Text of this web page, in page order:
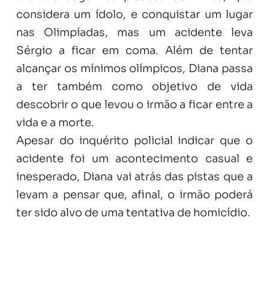
considera um ídolo, e conquistar um lugar
nas Olimpíadas, mas um acidente leva
Sérgio a ficar em coma. Além de tentar
alcançar os mínimos olímpicos, Diana passa
a ter também como objetivo de vida
descobrir o que levou o irmão a ficar entre a
vida e a morte.
Apesar do inquérito policial indicar que o
acidente foi um acontecimento casual e
inesperado, Diana vai atrás das pistas que a
levam a pensar que, afinal, o irmão poderá
ter sido alvo de uma tentativa de homicídio.